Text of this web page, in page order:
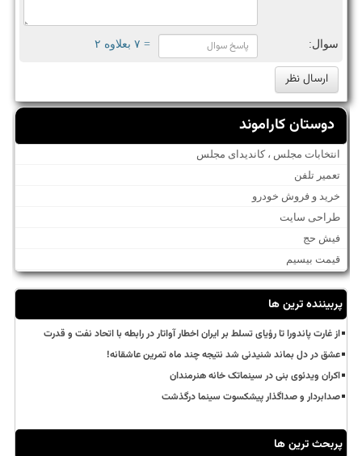
سوال: = ۷ بعلاوه ۲
دوستان کاراموند
انتخابات مجلس ، کاندیدای مجلس
تعمیر تلفن
خرید و فروش خودرو
طراحی سایت
فیش حج
قیمت بیسیم
پربیننده ترین ها
از غارت پاندورا تا رؤیای تسلط بر ایران اخطار آواتار در رابطه با اتحاد نفت و قدرت
عشق در دل بماند شنیدنی شد نتیجه چند ماه تمرین عاشقانه!
اکران ویدئوی بنی در سینماتک خانه هنرمندان
صدابردار و صداگذار پیشکسوت سینما درگذشت
پربحث ترین ها